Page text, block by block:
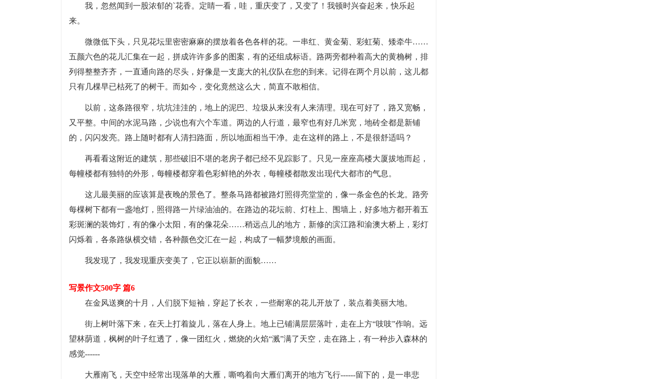
我，忽然闻到一股浓郁的`花香。定睛一看，哇，重庆变了，又变了！我顿时兴奋起来，快乐起
来。
微微低下头，只见花坛里密密麻麻的摆放着各色各样的花。一串红、黄金菊、彩虹菊、矮牵牛……
五颜六色的花儿汇集在一起，拼成许许多多的图案，有的还组成标语。路两旁都种着高大的黄桷树，排
列得整整齐齐，一直通向路的尽头，好像是一支庞大的礼仪队在您的到来。记得在两个月以前，这儿都
只有几棵早已枯死了的树干。而如今，变化竟然这么大，简直不敢相信。
以前，这条路很窄，坑坑洼洼的，地上的泥巴、垃圾从来没有人来清理。现在可好了，路又宽畅，
又平整。中间的水泥马路，少说也有六个车道。两边的人行道，最窄也有好几米宽，地砖全都是新铺
的，闪闪发亮。路上随时都有人清扫路面，所以地面相当干净。走在这样的路上，不是很舒适吗？
再看看这附近的建筑，那些破旧不堪的老房子都已经不见踪影了。只见一座座高楼大厦拔地而起，
每幢楼都有独特的外形，每幢楼都穿着色彩鲜艳的外衣，每幢楼都散发出现代大都市的气息。
这儿最美丽的应该算是夜晚的景色了。整条马路都被路灯照得亮堂堂的，像一条金色的长龙。路旁
每棵树下都有一盏地灯，照得路一片绿油油的。在路边的花坛前、灯柱上、围墙上，好多地方都开着五
彩斑澜的装饰灯，有的像小太阳，有的像花朵……稍远点儿的地方，新修的滨江路和渝澳大桥上，彩灯
闪烁着，各条路纵横交错，各种颜色交汇在一起，构成了一幅梦境般的画面。
我发现了，我发现重庆变美了，它正以崭新的面貌……
写景作文500字 篇6
在金风送爽的十月，人们脱下短袖，穿起了长衣，一些耐寒的花儿开放了，装点着美丽大地。
街上树叶落下来，在天上打着旋儿，落在人身上。地上已铺满层层落叶，走在上方“吱吱”作响。远
望林荫道，枫树的叶子红透了，像一团红火，燃烧的火焰“溅”满了天空，走在路上，有一种步入森林的
感觉------
大雁南飞，天空中经常出现落单的大雁，嘶鸣着向大雁们离开的地方飞行------留下的，是一串悲